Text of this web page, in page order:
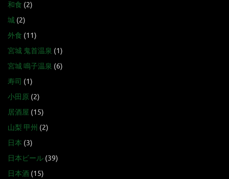
和食 (2)
城 (2)
外食 (11)
宮城 鬼首温泉 (1)
宮城 鳴子温泉 (6)
寿司 (1)
小田原 (2)
居酒屋 (15)
山梨 甲州 (2)
日本 (3)
日本ビール (39)
日本酒 (15)